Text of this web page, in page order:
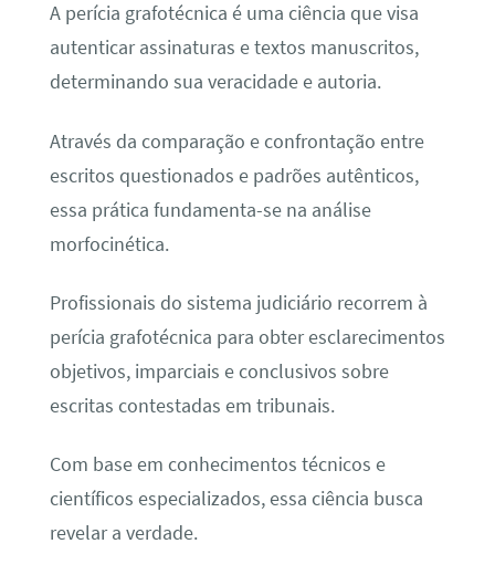
A perícia grafotécnica é uma ciência que visa
autenticar assinaturas e textos manuscritos,
determinando sua veracidade e autoria.
Através da comparação e confrontação entre
escritos questionados e padrões autênticos,
essa prática fundamenta-se na análise
morfocinética.
Profissionais do sistema judiciário recorrem à
perícia grafotécnica para obter esclarecimentos
objetivos, imparciais e conclusivos sobre
escritas contestadas em tribunais.
Com base em conhecimentos técnicos e
científicos especializados, essa ciência busca
revelar a verdade.